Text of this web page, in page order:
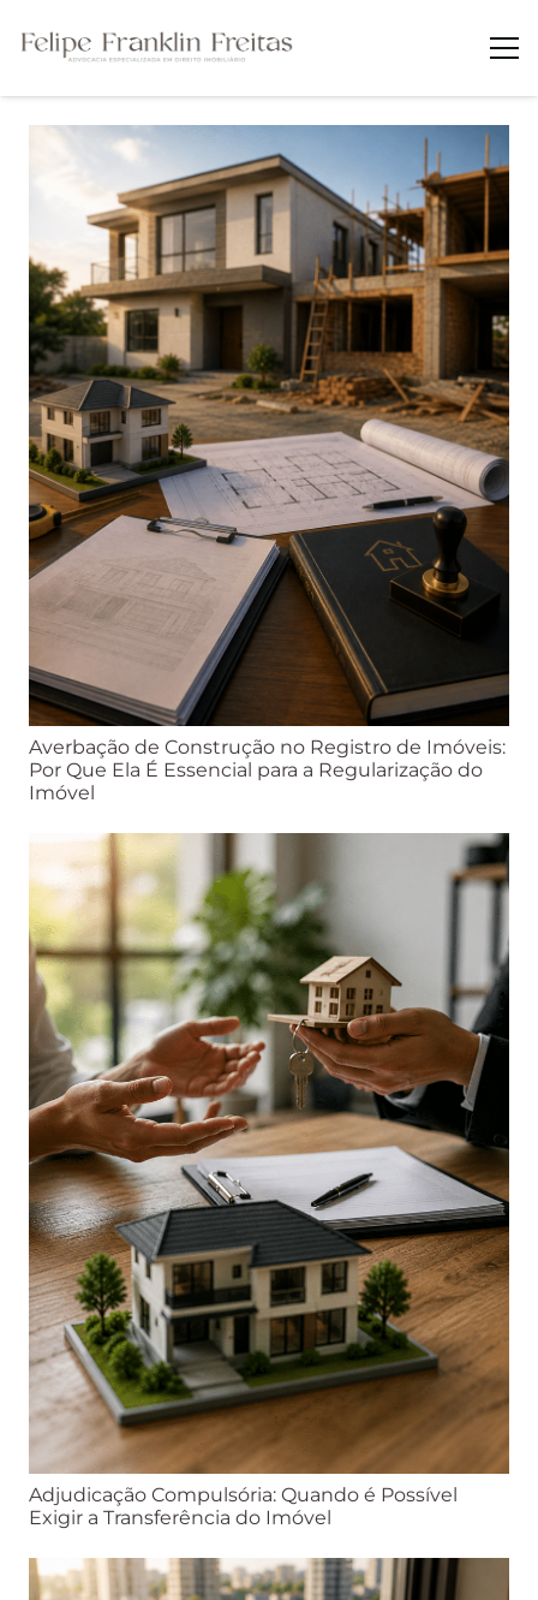
Averbação de Construção no Registro de Imóveis:
Por Que Ela É Essencial para a Regularização do
Imóvel
Adjudicação Compulsória: Quando é Possível
Exigir a Transferência do Imóvel